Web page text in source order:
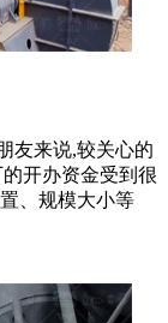
友来说,较关心的
开办资金受到很
、规模大小等